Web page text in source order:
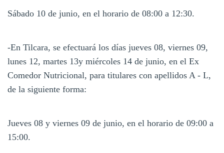
Sábado 10 de junio, en el horario de 08:00 a 12:30.
-En Tilcara, se efectuará los días jueves 08, viernes 09,
lunes 12, martes 13y miércoles 14 de junio, en el Ex
Comedor Nutricional, para titulares con apellidos A - L,
de la siguiente forma:
Jueves 08 y viernes 09 de junio, en el horario de 09:00 a
15:00.